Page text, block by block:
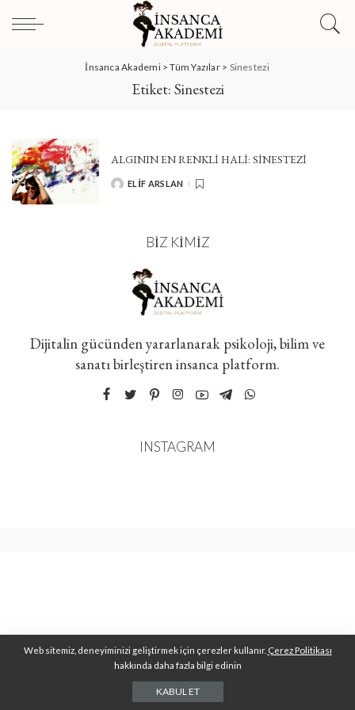
İnsanca Akademi>Tüm Yazılar> Sinestezi
Etiket: Sinestezi
ALGININ EN RENKLİ HALİ: SİNESTEZİ
POSTEDELIF ARSLAN
BIZ KIMIZ
Dijitalin gücünden yararlanarak psikoloji, bilim ve
sanatı birleştiren insanca platform.
INSTAGRAM
Web sitemiz, deneyiminizi geliştirmek için çerezler kullanır. Çerez Politikası
hakkında daha fazla bilgi edinin
KABUL ET